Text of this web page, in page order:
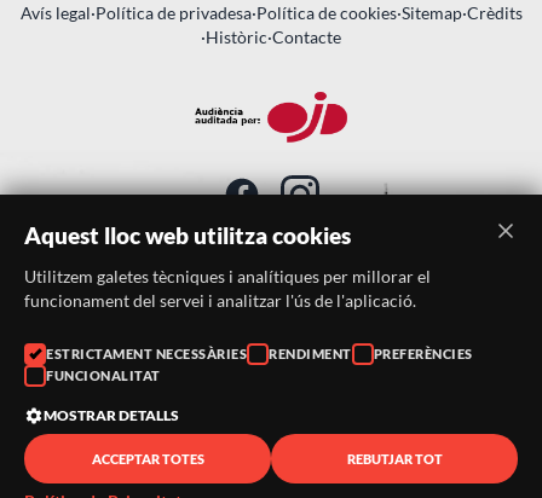
Avís legal·Política de privadesa·Política de cookies·Sitemap·Crèdits
·Històric·Contacte
SUBSCRIU-TE AL BUTLLETÍ
Telèfon:
938046359
Correu:
© 2026 ·FestaCatalunya
— Tots els drets reservats · Web
desenvolupada amb ❤️ perCompsaOnline
Aquest lloc web utilitza cookies
Utilitzem galetes tècniques i analítiques per millorar el
funcionament del servei i analitzar l'ús de l'aplicació.
ESTRICTAMENT NECESSÀRIES RENDIMENT
PREFERÈNCIES
FUNCIONALITAT
MOSTRAR DETALLS
ACCEPTAR TOTES REBUTJAR TOT